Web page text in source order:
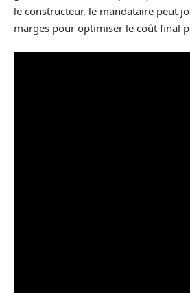
le constructeur, le mandataire peut
marges pour optimiser le coût final